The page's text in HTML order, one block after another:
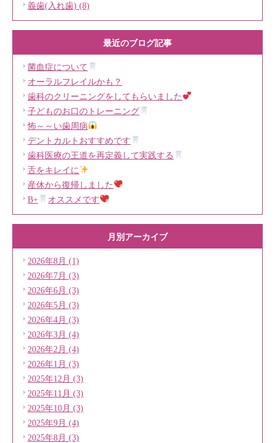
義歯(入れ歯) (8)
最近のブログ記事
菌血症について
オーラルフレイルかも？
歯科のクリーニングをしてもらいました
子どものお口のトレーニング
怖～～い歯周病
デントカルトおすすめです
歯科医療の王道を再定義して実践する
舌をキレイに
産休から復帰しました
B+
オススメです
月別アーカイブ
2026年8月 (1)
2026年7月 (3)
2026年6月 (3)
2026年5月 (3)
2026年4月 (3)
2026年3月 (4)
2026年2月 (4)
2026年1月 (3)
2025年12月 (3)
2025年11月 (3)
2025年10月 (3)
2025年9月 (4)
2025年8月 (3)